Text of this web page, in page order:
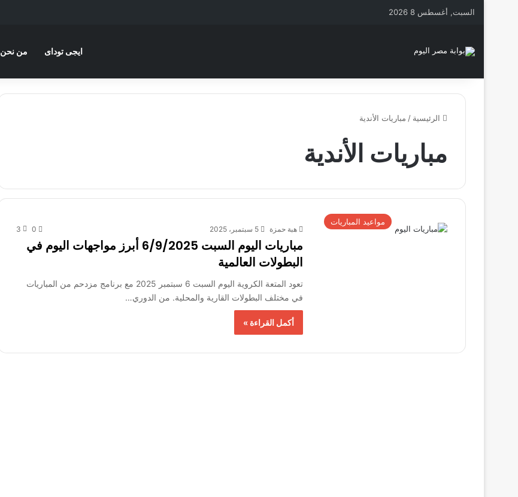
السبت, أغسطس 8 2026
ايجى توداى من نحن
الرئيسية / مباريات الأندية
مباريات الأندية
مواعيد المباريات
هبة حمزة 5 سبتمبر، 2025 0
3
مباريات اليوم السبت 6/9/2025 أبرز مواجهات اليوم في
البطولات العالمية
تعود المتعة الكروية اليوم السبت 6 سبتمبر 2025 مع برنامج مزدحم من المباريات
في مختلف البطولات القارية والمحلية. من الدوري…
أكمل القراءة »